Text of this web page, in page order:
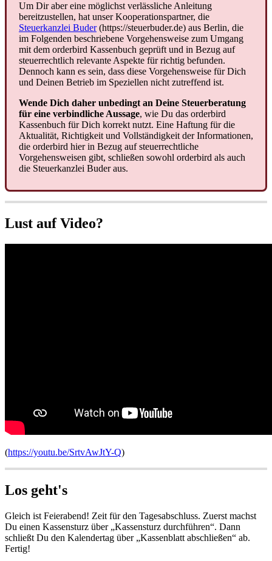
Um Dir aber eine möglichst verlässliche Anleitung
bereitzustellen, hat unser Kooperationspartner, die
Steuerkanzlei Buder(https://steuerbuder.de) aus Berlin, die
im Folgenden beschriebene Vorgehensweise zum Umgang
mit dem orderbird Kassenbuch geprüft und in Bezug auf
steuerrechtlich relevante Aspekte für richtig befunden.
Dennoch kann es sein, dass diese Vorgehensweise für Dich
und Deinen Betrieb im Speziellen nicht zutreffend ist.
Wende Dich daher unbedingt an Deine Steuerberatung
für eine verbindliche Aussage, wie Du das orderbird
Kassenbuch für Dich korrekt nutzt. Eine Haftung für die
Aktualität, Richtigkeit und Vollständigkeit der Informationen,
die orderbird hier in Bezug auf steuerrechtliche
Vorgehensweisen gibt, schließen sowohl orderbird als auch
die Steuerkanzlei Buder aus.
Lust auf Video?
(https://youtu.be/SrtvAwJtY-Q)
Los geht's
Gleich ist Feierabend! Zeit für den Tagesabschluss. Zuerst machst
Du einen Kassensturz über „Kassensturz durchführen“. Dann
schließt Du den Kalendertag über „Kassenblatt abschließen“ ab.
Fertig!